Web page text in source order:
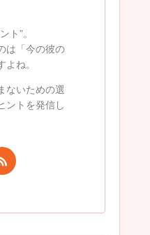
ト”。
は「今の彼の
ね。
ないための選
ントを発信し